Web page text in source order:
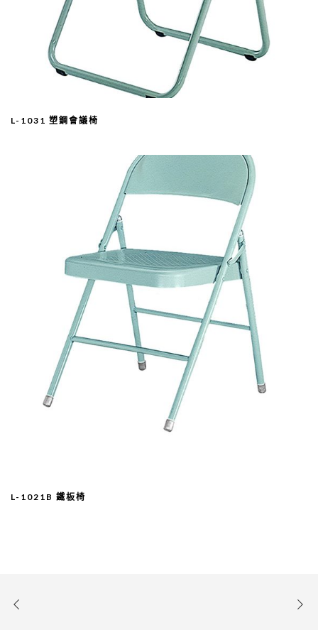
L-1031 塑鋼會議椅
L-1021B 鐵板椅